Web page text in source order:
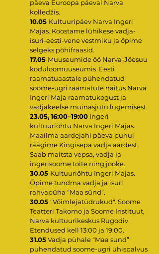
päeva Euroopa päeval Narva
kolledžis.
10.05 Kultuuripäev Narva Ingeri
Majas. Koostame lühikese vadja-
isuri-eesti-vene vestmiku ja õpime
selgeks põhifraasid.
17.05 Muuseumide öö Narva-Jõesuu
koduloomuuseumis. Eesti
raamatuaastale pühendatud
soome-ugri raamatute näitus Narva
Ingeri Maja raamatukogust ja
vadjakeelse muinasjutu lugemisest.
23.05,16:00–19:00 Ingeri
kultuuriõhtu Narva Ingeri Majas.
Maailma aardejahi päeva puhul
räägime Kingisepa vadja aardest.
Saab maitsta vepsa, vadja ja
ingerisoome toite ning jooke.
30.05 Kultuuriõhtu Ingeri Majas.
Õpime tundma vadja ja isuri
rahvapüha “Maa sünd”.
30.05 "Võimlejatüdrukud". Soome
Teatteri Takomo ja Soome Instituut,
Narva kultuurikeskus Rugodiv.
Etendused kell 13:00 ja 19:00.
31.05Vadja pühale “Maa sünd”
pühendatud soome-ugri ühispalvus